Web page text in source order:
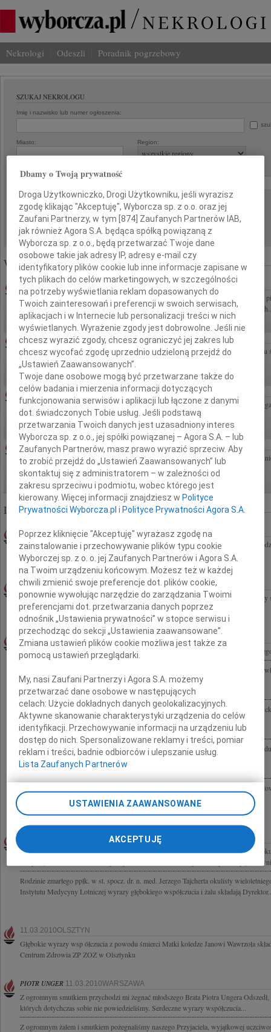
Nekrologi Odeszli Poradnik pogrzebowy
SZUKAJ NEKROLOGU
Imię i nazwisko lub numer ogłoszenia:
Miasto: Region:
Data:
Liczba wyników na stronie:
Wyróżnione ogłoszenia:
ZBIGNIEW ŚWIĘCH07.08.2026KRAKÓW
Z dużym smutkiem przyjąłem wiadomość o śmierci Zbigniewa Święcha dziennikarza,
dokumentalnych, popularyzatora nauki oraz autora znakomitych książek
31.07.2026LUBLIN
Wyrazy głębokiego współczucia dla dr hab. n. med. Grzegorza Staśkiewicza z powodu
Lubelskiego Oddziału Polskiego Lekarskiego Towarzystwa Radiologicznego
EUGENIUSZ BUTRUK07.08.2026WARSZAWA
Z głębokim żalem żegnamy prof. dr hab. n. med. Eugeniusza Butruka twórcę polskiej
nauczyciela i przyjaciela wielu pokoleń gastroenterologów,...
ANNA SOSIŃSKA 05.08.2026WARSZAWA
Z głębokim smutkiem przyjęliśmy wiadomość o śmierci Anny Sosińskiej
Sądu Administracyjnego w Warszawie....
Liczba znalezionych nekrologów: 322 864
LECH MIELNIK11.03.2010POZNAŃ
Z głębokim żalem żegnamy Lecha Mielnika Prezesa Zarządu Hansgrohe Sp. z o.o.
współczucia składają pracownicy Grant Thornton Frąckowiak Sp. z o.o.
MAJA KOZICKA11.03.2010WARSZAWA
"Ci, których kochamy, nie umierają, bo miłość jest nieśmiertelna" Drogi Jurku
Żony, a naszej drogiej Koleżanki Majki Kozickiej żegnamy Ją z głębokim...
PAWEŁ MORZYCKI 11.03.2010WARSZAWA
Jolu z przykrością przyjęliśmy wiadomość o śmierci Twojego Męża Pawła
Pani Jolancie Zwolińskiej wyrazy najgłębszego współczucia i żalu po stracie Męża
Małgorzata Chechlińska i Leszek Krzanik
Pani Jolancie Zwolińskiej wyrazy głęboko współczucia po stracie Męża Pawła
Katarzyna Burno
Gdy odchodzą nasi najbliżsi, pozostają nam już tylko wspomnienia. To mało i bardzo
Morzyckiej wyrazy szczerego współczucia w ciężkich chwilach rozstania z Mężem...
Głęboko poruszeni śmiercią Pawła Morzyckiego dobrego, prawego i serdecznego
Zwolińską po utracie najukochańszego Męża Małgosia i Dirk
11.03.2010WARSZAWA
Z wielkim smutkiem i dojmującym żalem zawiadamiamy, że w dniu 27 lutego 2010
Jerzy Tajchert doktor nauk medycznych w dziedzinie okulistyki, emerytowany
Rodzinie zmarłego ppłk. w st. spocz. dr. n. med. Jerzego Tajcherta okulisty
Instytutu Medycyny Lotniczej wyrazy głębokiego współczucia i żalu składają
11.03.2010OLSZTYN
Głębokie wyrazy wsp ółczucia z powodu śmierci Matki koledze Janowi Wawrzoła
Centrum Zdrowia ZP ZOZ w Olsztynku
PIOTR UNGER 11.03.2010WARSZAWA
Z ogromnym smutkiem przychodzi mi żegnać młodszego Brata Piotra Ungera Odszedł,
których dotychczas sobie nie powiedzieliśmy. Serdeczne wyrazy współczucia...
Z ogromnym żalem i smutkiem pożegnaliśmy naszego Przyjaciela, wyjątkowej
Dbamy o Twoją prywatność
Droga Użytkowniczko, Drogi Użytkowniku, jeśli wyrazisz
zgodę klikając "Akceptuję", Wyborcza sp. z o.o. oraz jej
Zaufani Partnerzy, w tym [874 ] Zaufanych Partnerów IAB,
jak również Agora S.A. będąca spółką powiązaną z
Wyborcza sp. z o.o., będą przetwarzać Twoje dane
osobowe takie jak adresy IP, adresy e-mail czy
identyfikatory plików cookie lub inne informacje zapisane w
tych plikach do celów marketingowych, w szczególności
na potrzeby wyświetlania reklam dopasowanych do
Twoich zainteresowań i preferencji w swoich serwisach,
aplikacjach i w Internecie lub personalizacji treści w nich
wyświetlanych. Wyrażenie zgody jest dobrowolne. Jeśli nie
chcesz wyrazić zgody, chcesz ograniczyć jej zakres lub
chcesz wycofać zgodę uprzednio udzieloną przejdź do
„Ustawień Zaawansowanych”.
Twoje dane osobowe mogą być przetwarzane także do
celów badania i mierzenia informacji dotyczących
funkcjonowania serwisów i aplikacji lub łączone z danymi
dot. świadczonych Tobie usług. Jeśli podstawą
przetwarzania Twoich danych jest uzasadniony interes
Wyborcza sp. z o.o., jej spółki powiązanej – Agora S.A. – lub
Zaufanych Partnerów, masz prawo wyrazić sprzeciw. Aby
to zrobić przejdź do „Ustawień Zaawansowanych” lub
skontaktuj się z administratorem – w zależności od
zakresu sprzeciwu i podmiotu, wobec którego jest
kierowany. Więcej informacji znajdziesz w Polityce
Prywatności Wyborcza.pl i Polityce Prywatności Agora S.A.
Poprzez kliknięcie "Akceptuję" wyrażasz zgodę na
zainstalowanie i przechowywanie plików typu cookie
Wyborczej sp. z o. o. jej Zaufanych Partnerów i Agora S.A.
na Twoim urządzeniu końcowym. Możesz też w każdej
chwili zmienić swoje preferencje dot. plików cookie,
ponownie wywołując narzędzie do zarządzania Twoimi
preferencjami dot. przetwarzania danych poprzez
odnośnik „Ustawienia prywatności” w stopce serwisu i
przechodząc do sekcji „Ustawienia zaawansowane”.
Zmiana ustawień plików cookie możliwa jest także za
pomocą ustawień przeglądarki.
My, nasi Zaufani Partnerzy i Agora S.A. możemy
przetwarzać dane osobowe w następujących
celach:Użycie dokładnych danych geolokalizacyjnych.
Aktywne skanowanie charakterystyki urządzenia do celów
identyfikacji. Przechowywanie informacji na urządzeniu lub
dostęp do nich. Spersonalizowane reklamy i treści, pomiar
reklam i treści, badnie odbiorców i ulepszanie usług.
Lista Zaufanych Partnerów
USTAWIENIA ZAAWANSOWANE
AKCEPTUJĘ